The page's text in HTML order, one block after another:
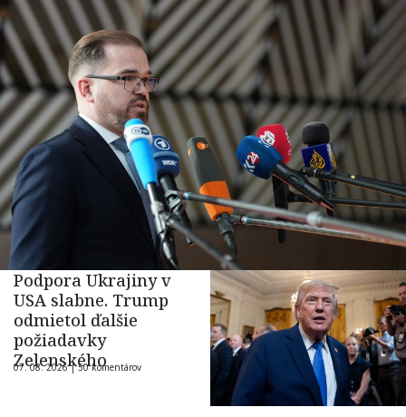
Podpora Ukrajiny v
USA slabne. Trump
odmietol ďalšie
požiadavky
Zelenského
07. 08. 2026 |50 komentárov